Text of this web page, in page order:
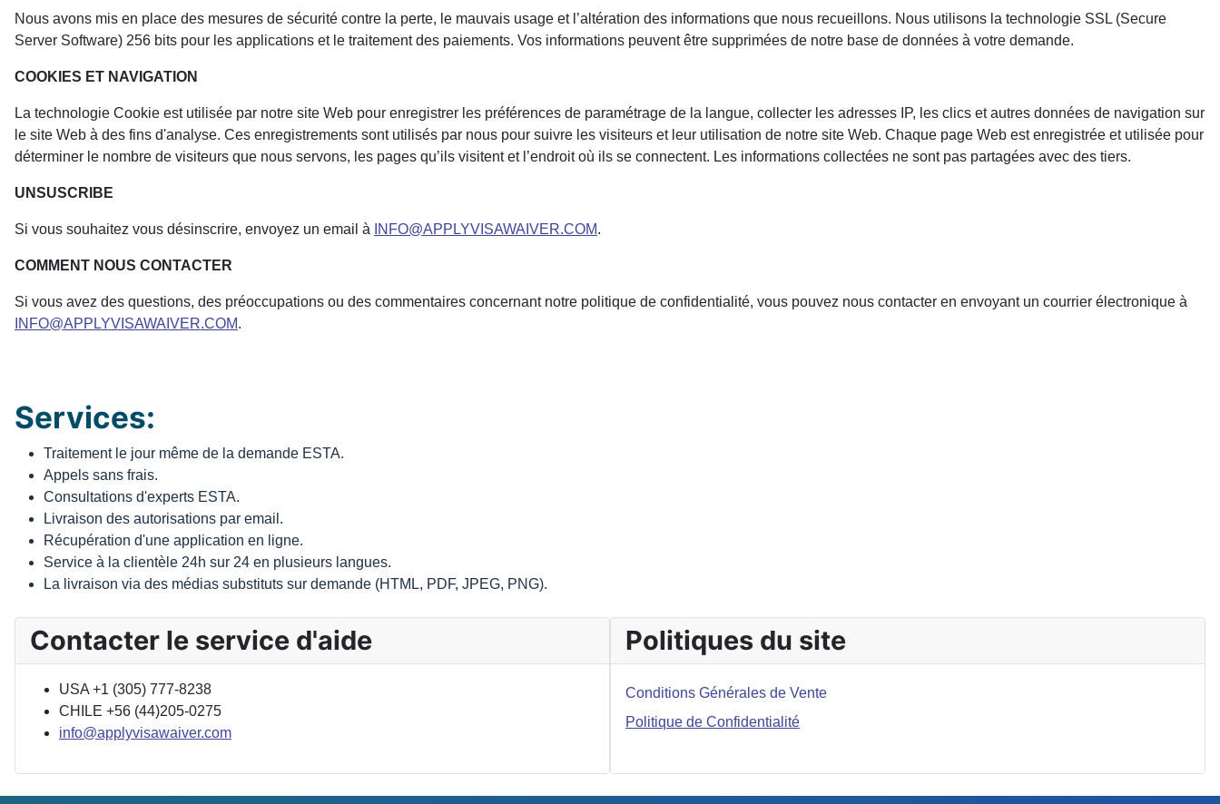
Nous avons mis en place des mesures de sécurité contre la perte, le mauvais usage et l’altération des informations que nous recueillons. Nous utilisons la technologie SSL (Secure
Server Software) 256 bits pour les applications et le traitement des paiements. Vos informations peuvent être supprimées de notre base de données à votre demande.
COOKIES ET NAVIGATION
La technologie Cookie est utilisée par notre site Web pour enregistrer les préférences de paramétrage de la langue, collecter les adresses IP, les clics et autres données de navigation sur
le site Web à des fins d'analyse. Ces enregistrements sont utilisés par nous pour suivre les visiteurs et leur utilisation de notre site Web. Chaque page Web est enregistrée et utilisée pour
déterminer le nombre de visiteurs que nous servons, les pages qu’ils visitent et l’endroit où ils se connectent. Les informations collectées ne sont pas partagées avec des tiers.
UNSUSCRIBE
Si vous souhaitez vous désinscrire, envoyez un email à INFO@APPLYVISAWAIVER.COM.
COMMENT NOUS CONTACTER
Si vous avez des questions, des préoccupations ou des commentaires concernant notre politique de confidentialité, vous pouvez nous contacter en envoyant un courrier électronique à
INFO@APPLYVISAWAIVER.COM.
Services:
Traitement le jour même de la demande ESTA.
Appels sans frais.
Consultations d'experts ESTA.
Livraison des autorisations par email.
Récupération d'une application en ligne.
Service à la clientèle 24h sur 24 en plusieurs langues.
La livraison via des médias substituts sur demande (HTML, PDF, JPEG, PNG).
Contacter le service d'aide
USA +1 (305) 777-8238
CHILE +56 (44)205-0275
info@applyvisawaiver.com
Politiques du site
Conditions Générales de Vente
Politique de Confidentialité